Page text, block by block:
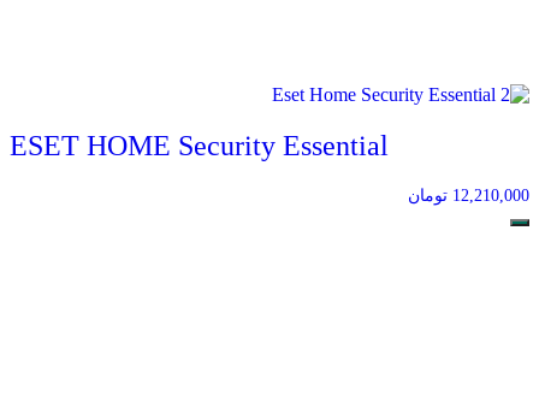
ESET HOME Security Essential
12,210,000 تومان